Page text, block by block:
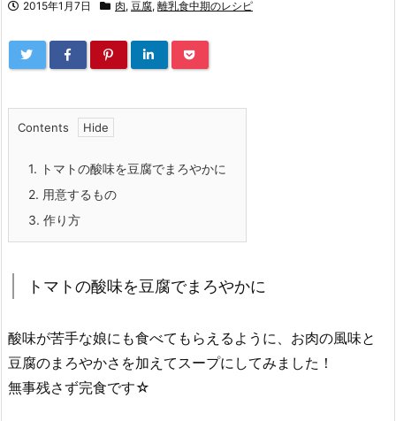
2015年1月7日 肉, 豆腐, 離乳食中期のレシピ
Contents
1. トマトの酸味を豆腐でまろやかに
2. 用意するもの
3. 作り方
トマトの酸味を豆腐でまろやかに
酸味が苦手な娘にも食べてもらえるように、お肉の風味と
豆腐のまろやかさを加えてスープにしてみました！
無事残さず完食です☆